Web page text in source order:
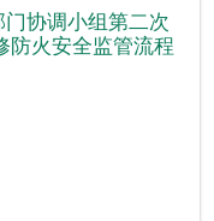
协调小组第二次
防火安全监管流程